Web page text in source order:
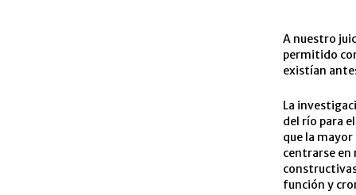
A nuestro
permitido
existían
La
del río para
que la
centrarse en
función y